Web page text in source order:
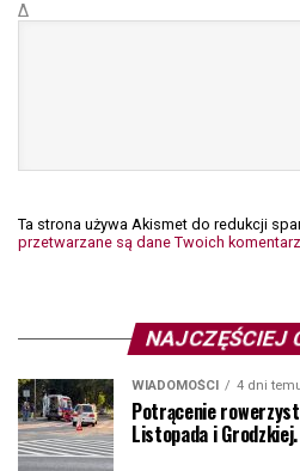
Δ
Ta strona używa Akismet do redukcji
przetwarzane są dane Twoich
NAJCZĘŚCIEJ
WIADOMOŚCI 4 dni
Potrącenie
Listopada i